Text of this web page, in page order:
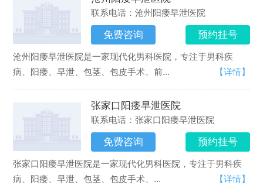
联系电话：沧州阳痿早泄医院
免费咨询 预约挂号
沧州阳痿早泄医院是一家现代化男科医院，专注于男科疾
病、阳痿、早泄、包茎、包皮手术、前...
【详情】
张家口阳痿早泄医院
联系电话：张家口阳痿早泄医院
免费咨询 预约挂号
张家口阳痿早泄医院是一家现代化男科医院，专注于男科疾
病、阳痿、早泄、包茎、包皮手术、...
【详情】